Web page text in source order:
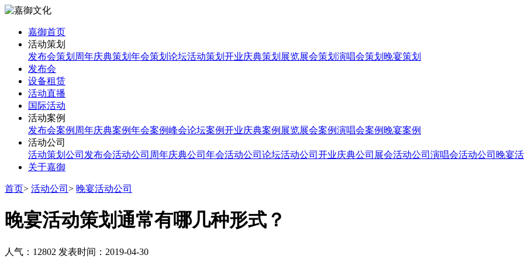
嘉御首页
活动策划
发布会策划 周年庆典策划 年会策划 论坛活动策划 开业庆典策划 展览展会策划 演唱会策划 晚宴策划
发布会
设备租赁
活动直播
国际活动
活动案例
发布会案例 周年庆典案例年会案例峰会论坛案例开业庆典案例 展览展会案例演唱会案例 晚宴案例
活动公司
活动策划公司 发布会活动公司 周年庆典公司 年会活动公司 论坛活动公司 开业庆典公司 展会活动公司 演唱会活动公司 晚宴
关于嘉御
首页> 活动公司 > 晚宴活动公司
晚宴活动策划通常有哪几种形式？
人气：12802 发表时间：2019-04-30